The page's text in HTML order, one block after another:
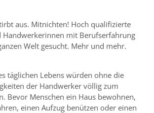
aus. Mitnichten! Hoch qualifizierte
Handwerkerinnen mit Berufserfahrung
Welt gesucht. Mehr und mehr.
täglichen Lebens würden ohne die
der Handwerker völlig zum
Bevor Menschen ein Haus bewohnen,
einen Aufzug benützen oder einen